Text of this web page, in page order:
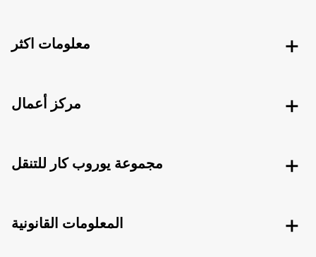
معلومات اكثر
مركز أعمال
مجموعة يوروب كار للتنقل
المعلومات القانونية